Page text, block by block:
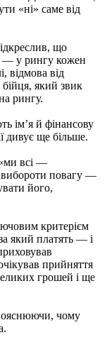
«ні» саме від
що
— у рингу кожен
відмова від
який звик
рингу.
ім’я й фінансову
дивує ще більше.​
всі —
вибороти повагу —
його,
критерієм
який платять — і
прийняття
грошей і ще
чому